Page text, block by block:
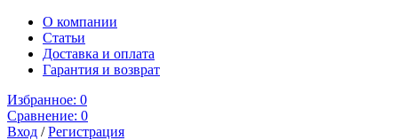
О компании
Статьи
Доставка и оплата
Гарантия и возврат
Избранное: 0
Сравнение: 0
Вход /Регистрация